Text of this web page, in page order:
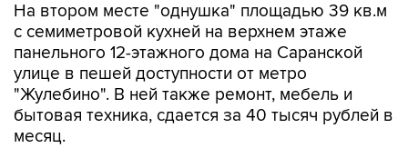
На втором месте "однушка" площадью 39 кв.м
с семиметровой кухней на верхнем этаже
панельного 12-этажного дома на Саранской
улице в пешей доступности от метро
"Жулебино". В ней также ремонт, мебель и
бытовая техника, сдается за 40 тысяч рублей в
месяц.